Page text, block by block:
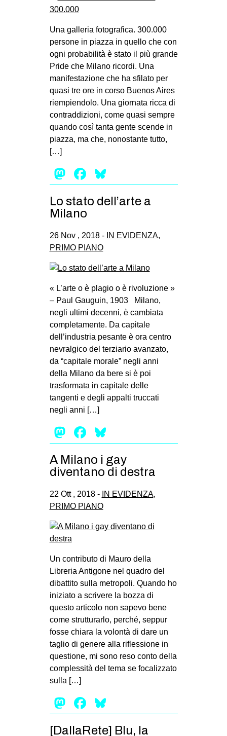
Una galleria fotografica. 300.000
persone in piazza in quello che con
ogni probabilità è stato il più grande
Pride che Milano ricordi. Una
manifestazione che ha sfilato per
quasi tre ore in corso Buenos Aires
riempiendolo. Una giornata ricca di
contraddizioni, come quasi sempre
quando così tanta gente scende in
piazza, ma che, nonostante tutto,
[…]
Mastodon
Facebook
Lo stato dell’arte a
Milano
26 Nov , 2018 - IN EVIDENZA,
PRIMO PIANO
« L’arte o è plagio o è rivoluzione »
– Paul Gauguin, 1903 Milano,
negli ultimi decenni, è cambiata
completamente. Da capitale
dell’industria pesante è ora centro
nevralgico del terziario avanzato,
da “capitale morale” negli anni
della Milano da bere si è poi
trasformata in capitale delle
tangenti e degli appalti truccati
negli anni […]
Mastodon
Facebook
A Milano i gay
diventano di destra
22 Ott , 2018 - IN EVIDENZA,
PRIMO PIANO
Un contributo di Mauro della
Libreria Antigone nel quadro del
dibattito sulla metropoli. Quando ho
iniziato a scrivere la bozza di
questo articolo non sapevo bene
come strutturarlo, perché, seppur
fosse chiara la volontà di dare un
taglio di genere alla riflessione in
questione, mi sono reso conto della
complessità del tema se focalizzato
sulla […]
Mastodon
Facebook
[DallaRete] Blu, la